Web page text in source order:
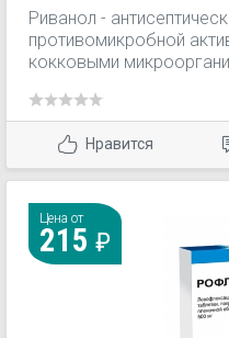
Риванол -
противомикробной
кокковыми
офтальмологии.
Нравится
Цена от
215